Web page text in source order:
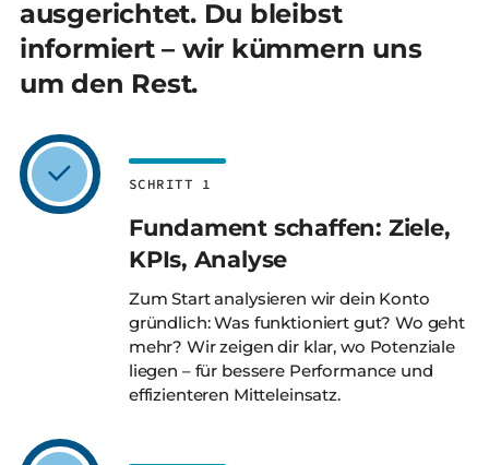
ausgerichtet. Du bleibst
informiert – wir kümmern uns
um den Rest.
SCHRITT 1
Fundament schaffen: Ziele,
KPIs, Analyse
Zum Start analysieren wir dein Konto
gründlich: Was funktioniert gut? Wo geht
mehr? Wir zeigen dir klar, wo Potenziale
liegen – für bessere Performance und
effizienteren Mitteleinsatz.